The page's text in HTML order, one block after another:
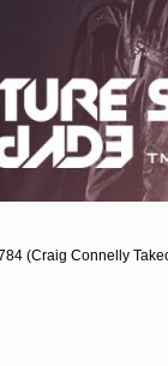
(Craig Connelly